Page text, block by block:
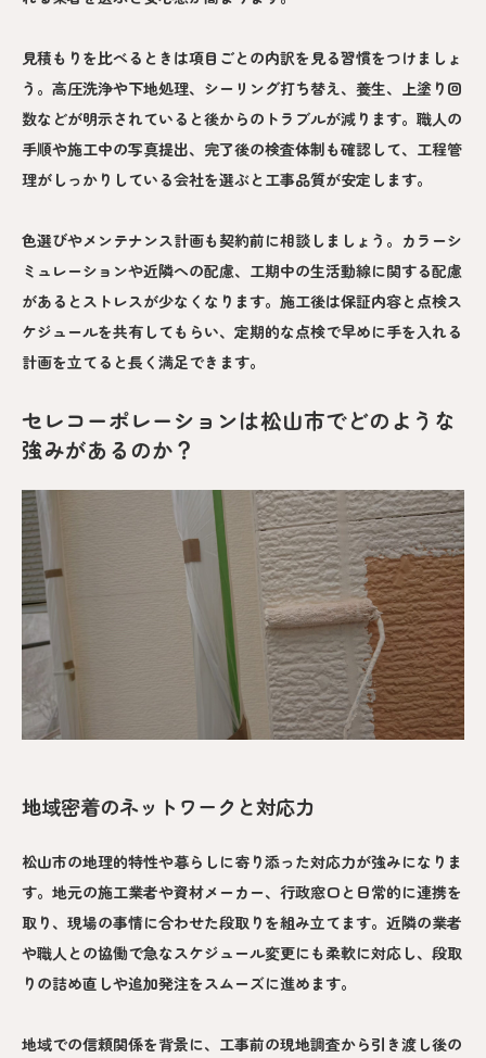
見積もりを比べるときは項目ごとの内訳を見る習慣をつけましょ
う。高圧洗浄や下地処理、シーリング打ち替え、養生、上塗り回
数などが明示されていると後からのトラブルが減ります。職人の
手順や施工中の写真提出、完了後の検査体制も確認して、工程管
理がしっかりしている会社を選ぶと工事品質が安定します。
色選びやメンテナンス計画も契約前に相談しましょう。カラーシ
ミュレーションや近隣への配慮、工期中の生活動線に関する配慮
があるとストレスが少なくなります。施工後は保証内容と点検ス
ケジュールを共有してもらい、定期的な点検で早めに手を入れる
計画を立てると長く満足できます。
セレコーポレーションは松山市でどのような
強みがあるのか？
地域密着のネットワークと対応力
松山市の地理的特性や暮らしに寄り添った対応力が強みになりま
す。地元の施工業者や資材メーカー、行政窓口と日常的に連携を
取り、現場の事情に合わせた段取りを組み立てます。近隣の業者
や職人との協働で急なスケジュール変更にも柔軟に対応し、段取
りの詰め直しや追加発注をスムーズに進めます。
地域での信頼関係を背景に、工事前の現地調査から引き渡し後の